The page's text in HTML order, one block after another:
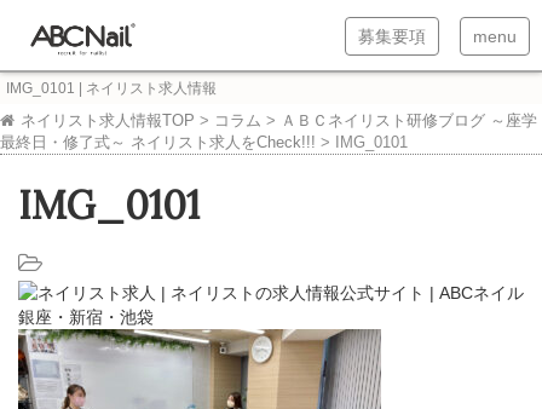
T
o
g
a
v
i
g
募集要項
T
o
a
menu
IMG_0101 | ネイリスト求人情報
ネイリスト求人情報TOP > コラム > ＡＢＣネイリスト研修ブログ ～座学
最終日・修了式～ ネイリスト求人をCheck!!! > IMG_0101
IMG_0101